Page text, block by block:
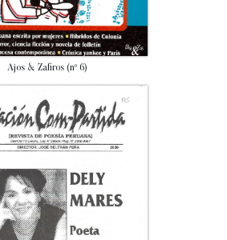
Ajos & Zafiros (nº 6)